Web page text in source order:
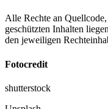
Alle Rechte an
geschützten Inhalten
den jeweiligen
Fotocredit
shutterstock